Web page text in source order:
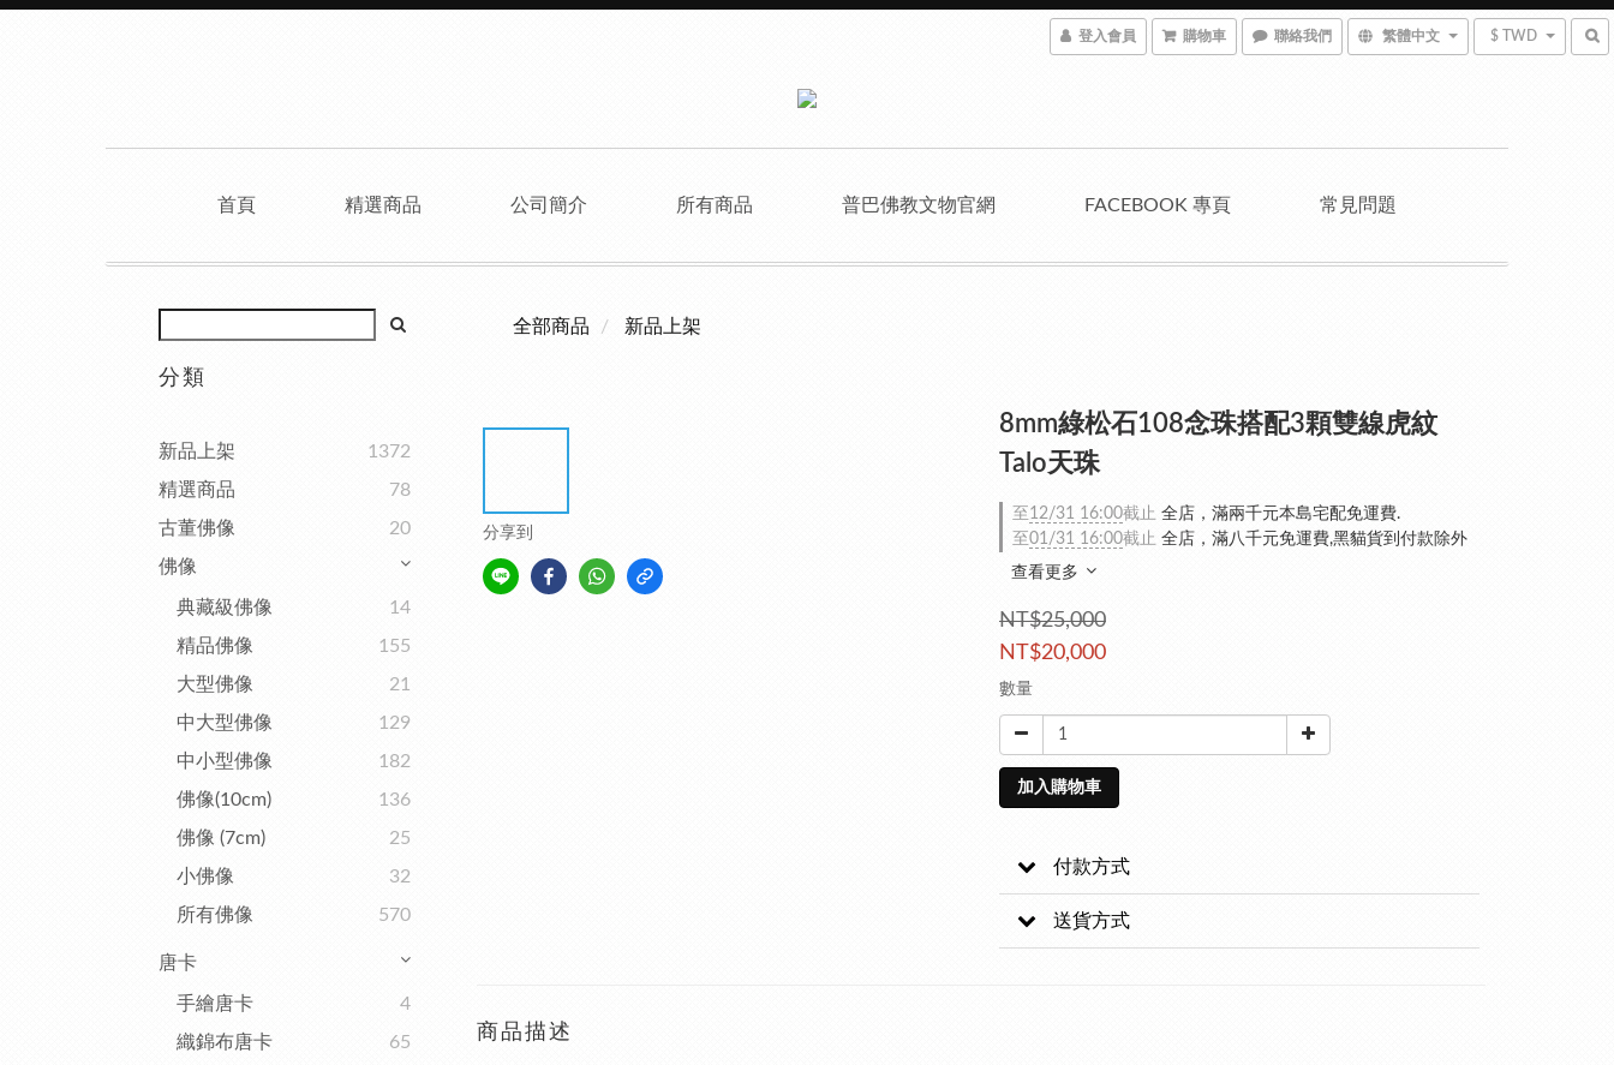
登入會員 購物車 聯絡我們 繁體中文 $ TWD
首頁 精選商品 公司簡介 所有商品 普巴佛教文物官網 FACEBOOK 專頁 常見問題
分類
新品上架
1372
精選商品
78
古董佛像
20
佛像
典藏級佛像
14
精品佛像
155
大型佛像
21
中大型佛像
129
中小型佛像
182
佛像(10cm)
136
佛像 (7cm)
25
小佛像
32
所有佛像
570
唐卡
手繪唐卡
4
織錦布唐卡
65
全部商品 新品上架
分享到
8mm綠松石108念珠搭配3顆雙線虎紋
Talo天珠
至 12/31 16:00截止 全店，滿兩千元本島宅配免運費.
至01/31 16:00截止 全店，滿八千元免運費,黑貓貨到付款除外
查看更多
NT$25,000
NT$20,000
數量
加入購物車
付款方式
送貨方式
商品描述